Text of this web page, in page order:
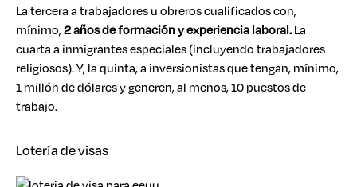
La tercera a trabajadores u obreros cualificados con,
mínimo,2 años de formación y experiencia laboral.La
cuarta a inmigrantes especiales (incluyendo trabajadores
religiosos). Y, la quinta, a inversionistas que tengan, mínimo,
1 millón de dólares y generen, al menos, 10 puestos de
trabajo.
Lotería de visas